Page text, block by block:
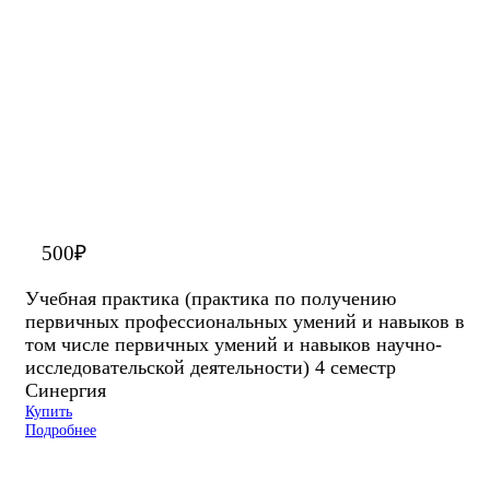
500₽
Учебная практика (практика по получению
первичных профессиональных умений и навыков в
том числе первичных умений и навыков научно-
исследовательской деятельности) 4 семестр
Синергия
Купить
Подробнее